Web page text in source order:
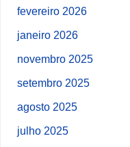
fevereiro 2026
janeiro 2026
novembro 2025
setembro 2025
agosto 2025
julho 2025